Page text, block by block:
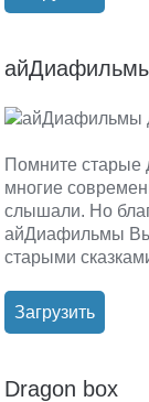
Помните
многие
слышали. Но
айДиафильмы Вы
старыми
Загрузить
Dragon box